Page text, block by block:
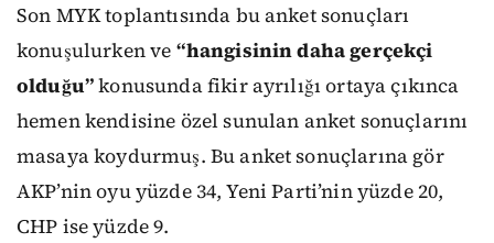
Son MYK toplantısında bu anket sonuçları
konuşulurken ve “hangisinin daha gerçekçi
olduğu”konusunda fikir ayrılığı ortaya çıkınca
hemen kendisine özel sunulan anket sonuçlarını
masaya koydurmuş. Bu anket sonuçlarına gör
AKP’nin oyu yüzde 34, Yeni Parti’nin yüzde 20,
CHP ise yüzde 9.